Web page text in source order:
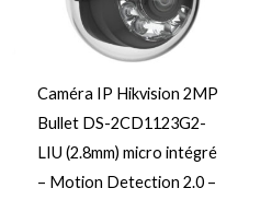
Caméra IP Hikvision 2MP
Bullet DS-2CD1123G2-
LIU (2.8mm) micro intégré
– Motion Detection 2.0 –